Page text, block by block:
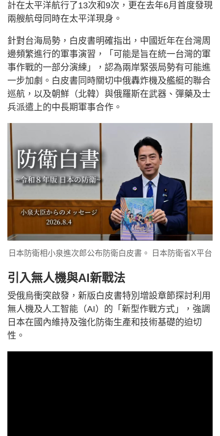
計在太平洋航行了13次和9次，更在去年6月首度發現
兩艘航母同時在太平洋現身。
針對台海局勢，白皮書明確指出，中國近年在台灣周
邊頻繁進行的軍事演習，「可能是旨在統一台灣的軍
事作戰的一部分演練」，認為兩岸緊張局勢有可能進
一步加劇。白皮書同時關切中俄轟炸機及艦艇的聯合
巡航，以及朝鮮（北韓）與俄羅斯在武器、彈藥及士
兵派遣上的中長期軍事合作。
日本防衛相小泉進次郎公布防衛白皮書。 日本防衛省X平台
引入無人機與AI新戰法
受俄烏衝突啟發，新版白皮書特別增設章節探討利用
無人機及人工智能（AI）的「新型作戰方式」，強調
日本在國內維持及強化防衛生產和技術基礎的迫切
性。